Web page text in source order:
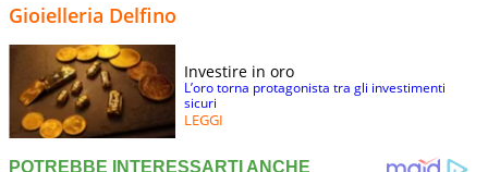
Gioielleria Delfino
Investire in oro
L’oro torna protagonista tra gli investimenti
sicuri
LEGGI